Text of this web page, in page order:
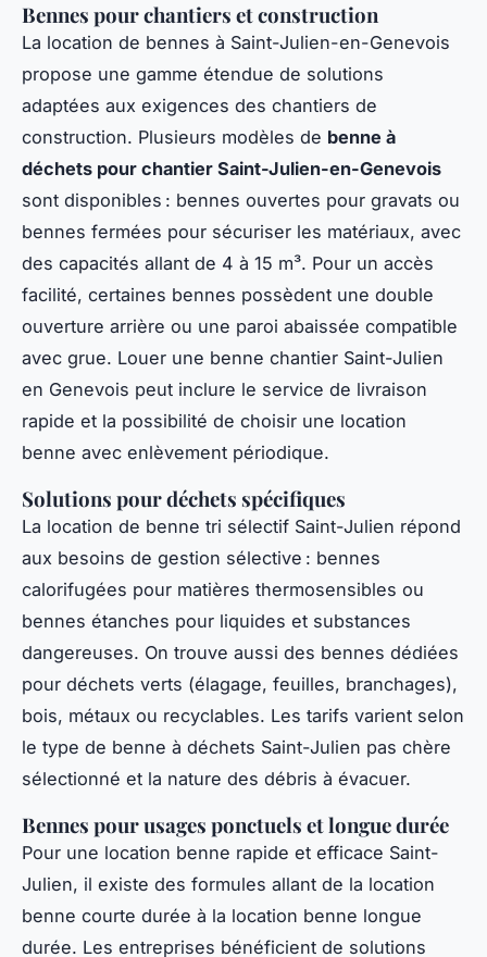
Bennes pour chantiers et construction
La location de bennes à Saint-Julien-en-Genevois
propose une gamme étendue de solutions
adaptées aux exigences des chantiers de
construction. Plusieurs modèles de benne à
déchets pour chantier Saint-Julien-en-Genevois
sont disponibles : bennes ouvertes pour gravats ou
bennes fermées pour sécuriser les matériaux, avec
des capacités allant de 4 à 15 m³. Pour un accès
facilité, certaines bennes possèdent une double
ouverture arrière ou une paroi abaissée compatible
avec grue. Louer une benne chantier Saint-Julien
en Genevois peut inclure le service de livraison
rapide et la possibilité de choisir une location
benne avec enlèvement périodique.
Solutions pour déchets spécifiques
La location de benne tri sélectif Saint-Julien répond
aux besoins de gestion sélective : bennes
calorifugées pour matières thermosensibles ou
bennes étanches pour liquides et substances
dangereuses. On trouve aussi des bennes dédiées
pour déchets verts (élagage, feuilles, branchages),
bois, métaux ou recyclables. Les tarifs varient selon
le type de benne à déchets Saint-Julien pas chère
sélectionné et la nature des débris à évacuer.
Bennes pour usages ponctuels et longue durée
Pour une location benne rapide et efficace Saint-
Julien, il existe des formules allant de la location
benne courte durée à la location benne longue
durée. Les entreprises bénéficient de solutions